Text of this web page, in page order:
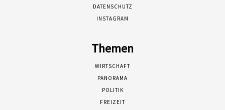
DATENSCHUTZ
INSTAGRAM
Themen
WIRTSCHAFT
PANORAMA
POLITIK
FREIZEIT